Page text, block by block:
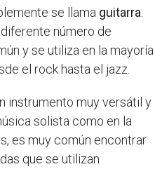
se llama guitarra
número de
y se utiliza en la mayoría
el rock hasta el jazz.
instrumento muy versátil y
solista como en la
es muy común encontrar
que se utilizan